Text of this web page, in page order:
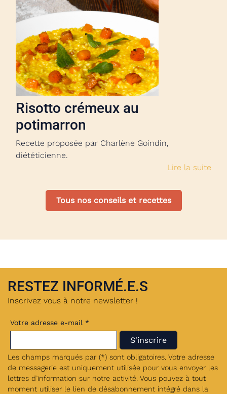
Risotto crémeux au
potimarron
Recette proposée par Charlène Goindin,
diététicienne.
Lire la suite
Tous nos conseils et recettes
RESTEZ INFORMÉ.E.S
Inscrivez vous à notre newsletter !
Votre adresse e-mail *
Les champs marqués par (*) sont obligatoires. Votre adresse
de messagerie est uniquement utilisée pour vous envoyer les
lettres d’information sur notre activité. Vous pouvez à tout
moment utiliser le lien de désabonnement intégré dans la